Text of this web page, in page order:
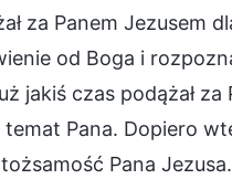
za Panem Jezusem
od Boga i
jakiś czas podążał za
Pana. Dopiero
Pana